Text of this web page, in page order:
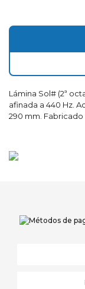
Lámina Sol# (2ª
afinada a 440 Hz.
290 mm. Fabricado